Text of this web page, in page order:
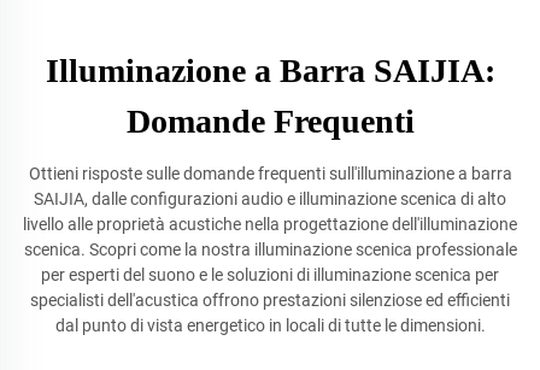
Illuminazione a Barra SAIJIA:
Domande Frequenti
Ottieni risposte sulle domande frequenti sull'illuminazione a barra
SAIJIA, dalle configurazioni audio e illuminazione scenica di alto
livello alle proprietà acustiche nella progettazione dell'illuminazione
scenica. Scopri come la nostra illuminazione scenica professionale
per esperti del suono e le soluzioni di illuminazione scenica per
specialisti dell'acustica offrono prestazioni silenziose ed efficienti
dal punto di vista energetico in locali di tutte le dimensioni.